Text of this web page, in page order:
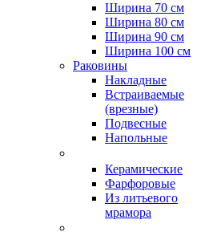
Ширина 70 см
Ширина 80 см
Ширина 90 см
Ширина 100 см
Раковины
Накладные
Встраиваемые
(врезные)
Подвесные
Напольные
Керамические
Фарфоровые
Из литьевого
мрамора